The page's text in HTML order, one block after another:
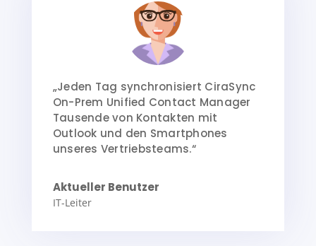
„Jeden Tag synchronisiert CiraSync
On-Prem Unified Contact Manager
Tausende von Kontakten mit
Outlook und den Smartphones
unseres Vertriebsteams.“
Aktueller Benutzer
IT-Leiter